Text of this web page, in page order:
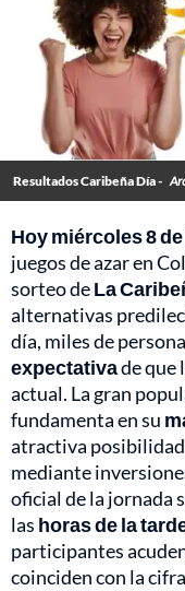
Resultados Caribeña Día -
Hoy miércoles 8
juegos de azar en
sorteo deLa
alternativas
día, miles de
expectativade que
actual. La gran
fundamenta en su
atractiva
mediante
oficial de la jornada
las horas de la
participantes
coinciden con la